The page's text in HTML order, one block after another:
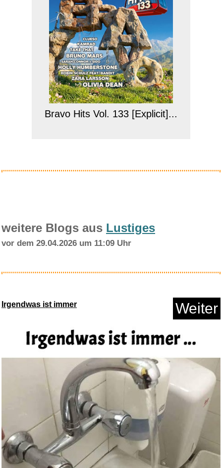
Bravo Hits Vol. 133 [Explicit]...
Mendelssohn Bartholdy:
Symphon...
weitere Blogs aus Lustiges
vor dem 29.04.2026 um 11:09 Uhr
Irgendwas ist immer Weiter